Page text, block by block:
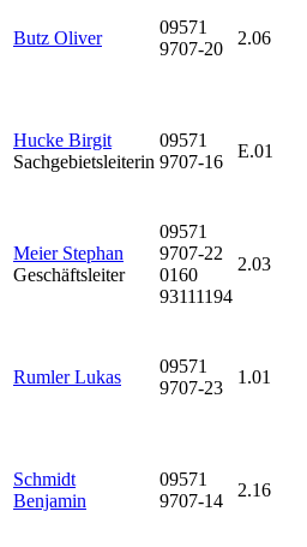
Butz Oliver
09571
9707-20
2.06
Hucke Birgit
Sachgebietsleiterin
09571
9707-16
E.01
Meier Stephan
Geschäftsleiter
09571
9707-22
0160
93111194
2.03
Rumler Lukas
09571
9707-23
1.01
Schmidt
Benjamin
09571
9707-14
2.16